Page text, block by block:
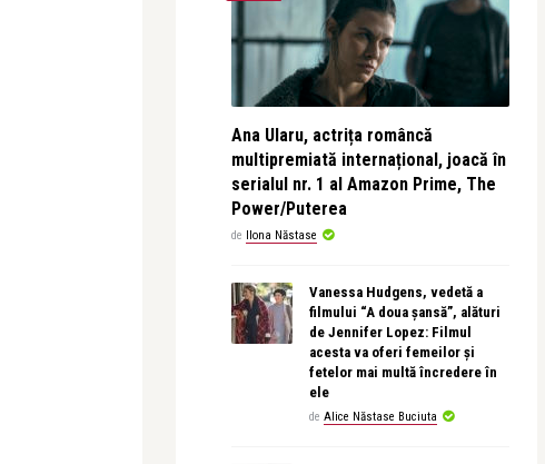
Ana Ularu, actrița româncă
multipremiată internațional, joacă în
serialul nr. 1 al Amazon Prime, The
Power/Puterea
de Ilona Năstase
Vanessa Hudgens, vedetă a
filmului “A doua șansă”, alături
de Jennifer Lopez: Filmul
acesta va oferi femeilor și
fetelor mai multă încredere în
ele
de Alice Năstase Buciuta